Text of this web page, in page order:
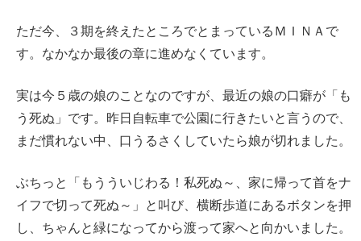
ただ今、３期を終えたところでとまっているＭＩＮＡで
す。なかなか最後の章に進めなくています。
実は今５歳の娘のことなのですが、最近の娘の口癖が「も
う死ぬ」です。昨日自転車で公園に行きたいと言うので、
まだ慣れない中、口うるさくしていたら娘が切れました。
ぶちっと「もうういじわる！私死ぬ～、家に帰って首をナ
イフで切って死ぬ～」と叫び、横断歩道にあるボタンを押
し、ちゃんと緑になってから渡って家へと向かいました。